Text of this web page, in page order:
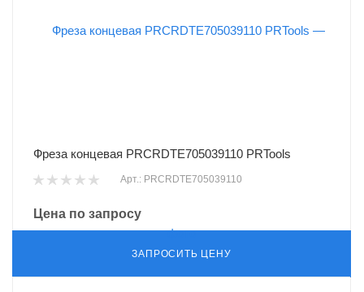
Фреза концевая PRCRDTE705039110 PRTools
Арт.: PRCRDTE705039110
Цена по запросу
ЗАПРОСИТЬ ЦЕНУ